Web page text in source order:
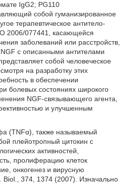
IgG2; PG110
собой гуманизированное
терапевтическое антитело-
2006/077441, касающейся
заболеваний или расстройств,
с описанными антителами
собой человеческое
на разработку этих
в обеспечении
болевых состояниях широкого
NGF-связывающего агента,
и улучшенным
(TNFα), также называемый
плейотропный цитокин с
активностей,
пролиферацию клеток
онкогенез и вирусную
Biol., 374, 1374 (2007). Изначально